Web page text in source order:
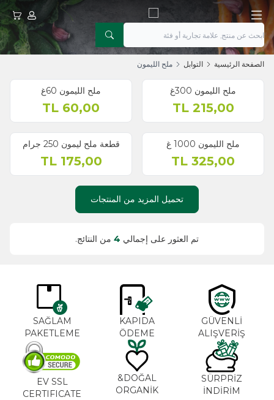
حسابيعربتي
الصفحة الرئيسية التوابل ملح الليمون
ملح الليمون 300غ
215,00
TL
ملح الليمون 60غ
60,00
ملح الليمون 1000 غ
325,00
قطعة ملح ليمون 250 جرام
175,00
TL
تحميل المزيد من المنتجات
تم العثور على إجمالي 4 من النتائج.
GÜVENLİ
ALIŞVERİŞ
KAPIDA
ÖDEME
SAĞLAM
PAKETLEME
SÜRPRİZ
İNDİRİM
DOĞAL&
ORGANİK
EV SSL
CERTIFICATE